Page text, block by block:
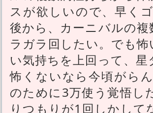
スが欲しいので、早く
後から、カーニバルの
ラガラ回したい。でも
い気持ちを上回って、
怖くないなら今頃がら
のために3万使う覚悟し
りつもりが1回しかし